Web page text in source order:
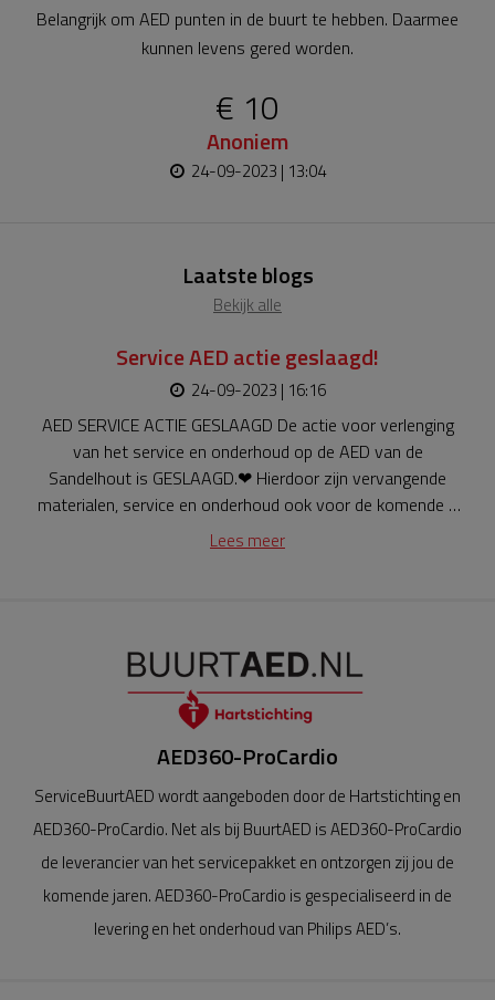
Belangrijk om AED punten in de buurt te hebben. Daarmee
kunnen levens gered worden.
€ 10
Anoniem
24-09-2023 | 13:04
Laatste blogs
Bekijk alle
Service AED actie geslaagd!
24-09-2023 | 16:16
AED SERVICE ACTIE GESLAAGD De actie voor verlenging
van het service en onderhoud op de AED van de
Sandelhout is GESLAAGD.❤ Hierdoor zijn vervangende
materialen, service en onderhoud ook voor de komende 5
jaar gegarandeerd. Wij danken alle donateurs voor hun
bijdrage aan een HARTveilige woonomgeving ❤
Lees meer
AED360-ProCardio
ServiceBuurtAED wordt aangeboden door de Hartstichting en
AED360-ProCardio. Net als bij BuurtAED is AED360-ProCardio
de leverancier van het servicepakket en ontzorgen zij jou de
komende jaren. AED360-ProCardio is gespecialiseerd in de
levering en het onderhoud van Philips AED’s.